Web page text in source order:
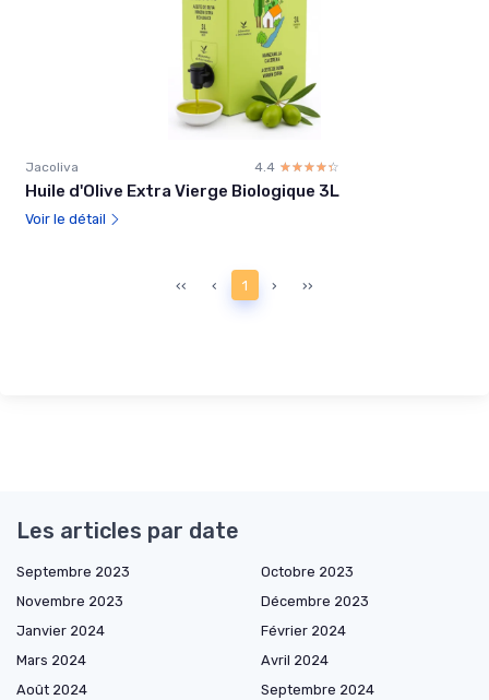
Jacoliva 4.4 ☆☆☆☆☆
★★★★★
Huile d'Olive Extra Vierge Biologique 3L
Voir le détail
‹‹ ‹ 1 › ››
Les articles par date
Septembre 2023
Octobre 2023
Novembre 2023
Décembre 2023
Janvier 2024
Février 2024
Mars 2024
Avril 2024
Août 2024
Septembre 2024